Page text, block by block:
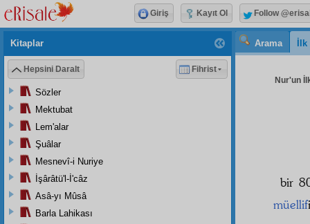
Arama
Nur'un
bir
müellif
Kitaplar
Hepsini Daralt Fihrist
Sözler
Mektubat
Lem'alar
Şuâlar
Mesnevî-i Nuriye
İşârâtü'l-İ'câz
Asâ-yı Mûsâ
Barla Lahikası
Giriş Kayıt Ol Follow